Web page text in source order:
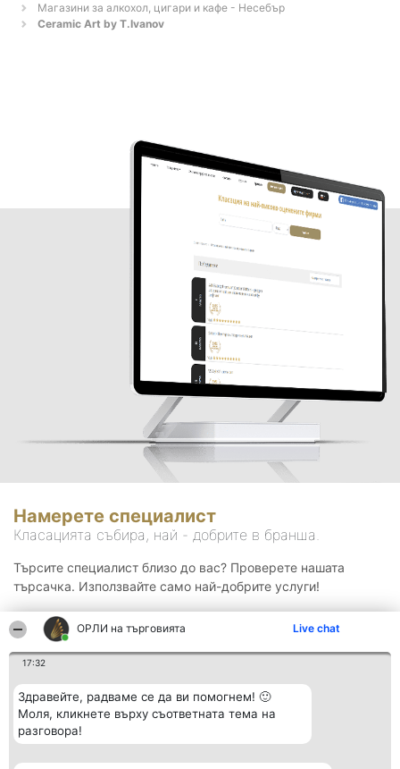
ОРЛИ на търговията Live chat
17:32
Здравейте, радваме се да ви помогнем! 🙂
Моля, кликнете върху съответната тема на
разговора!
Магазини за алкохол, цигари и кафе - Несебър
Ceramic Art by T.Ivanov
Намерете специалист
Класацията събира, най - добрите в бранша.
Търсите специалист близо до вас? Проверете нашата
търсачка. Използвайте само най-добрите услуги!